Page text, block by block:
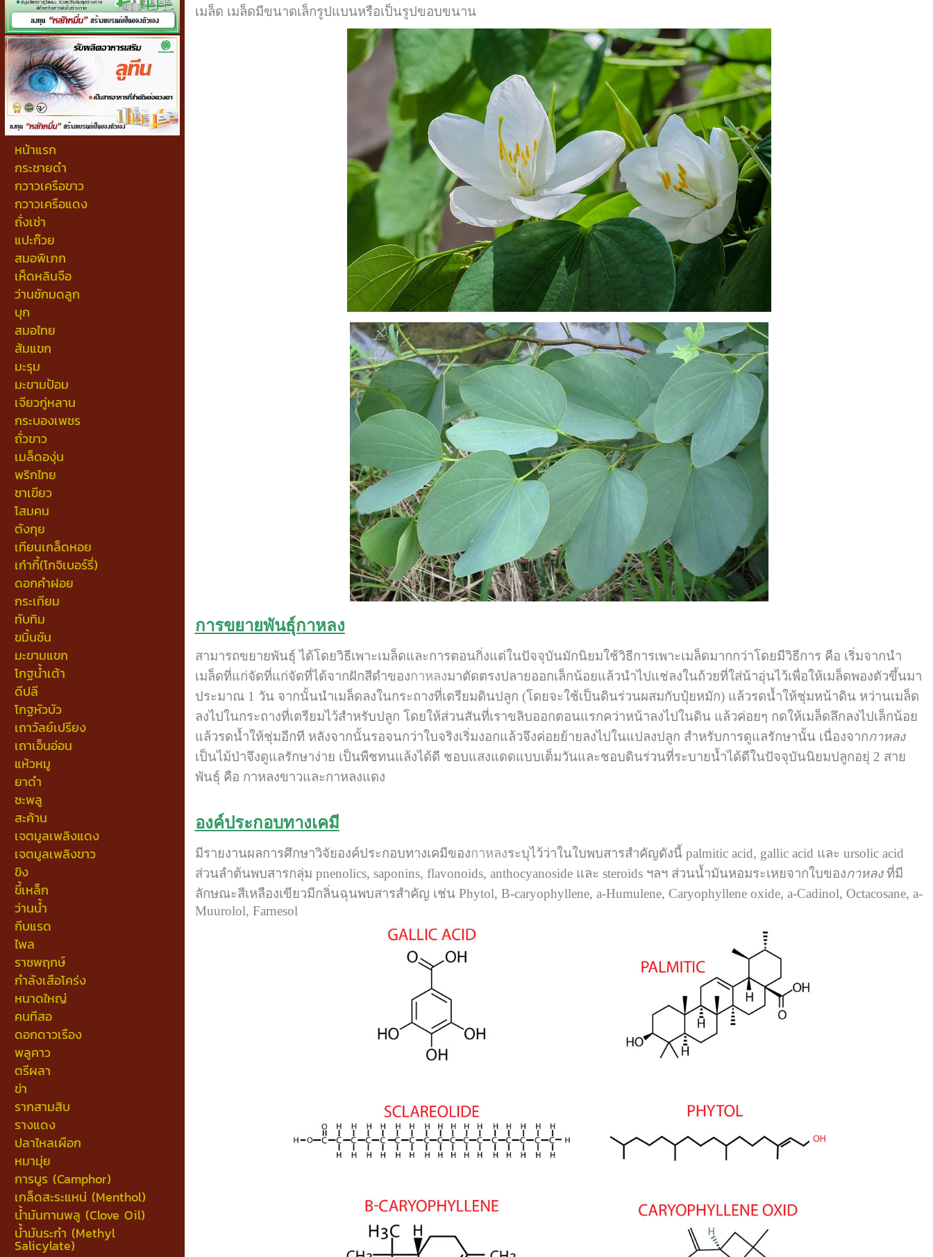
หน้าแรก
กระชายดำ
กวาวเครือขาว
กวาวเครือแดง
ถั่งเช่า
แปะก๊วย
สมอพิเภก
เห็ดหลินจือ
ว่านชักมดลูก
บุก
สมอไทย
ส้มแขก
มะรุม
มะขามป้อม
เจียวกู่หลาน
กระบองเพชร
ถั่วขาว
เมล็ดองุ่น
พริกไทย
ชาเขียว
โสมคน
ตังกุย
เทียนเกล็ดหอย
เก๋ากี้(โกจิเบอร์รี่)
ดอกคำฝอย
กระเทียม
ทับทิม
ขมิ้นชัน
มะขามแขก
โกฐน้ำเต้า
ดีปลี
โกฐหัวบัว
เถาวัลย์เปรียง
เถาเอ็นอ่อน
แห้วหมู
ยาดำ
ชะพลู
สะค้าน
เจตมูลเพลิงแดง
เจตมูลเพลิงขาว
ขิง
ขี้เหล็ก
ว่านน้ำ
กีบแรด
ไพล
ราชพฤกษ์
กำลังเสือโคร่ง
หนาดใหญ่
คนทีสอ
ดอกดาวเรือง
พลูคาว
ตรีผลา
ข่า
รากสามสิบ
รางแดง
ปลาไหลเผือก
หมามุ่ย
การบูร (Camphor)
เกล็ดสะระแหน่ (Menthol)
น้ำมันกานพลู (Clove Oil)
น้ำมันระกำ (Methyl
Salicylate)
เมล็ด เมล็ดมีขนาดเล็กรูปแบนหรือเป็นรูปขอบขนาน
การขยายพันธุ์กาหลง
สามารถขยายพันธุ์ ได้โดยวิธีเพาะเมล็ดและการตอนกิ่งแต่ในปัจจุบันมักนิยมใช้วิธีการเพาะเมล็ดมากกว่าโดยมีวิธีการ คือ เริ่มจากนำ
เมล็ดที่แก่จัดที่แก่จัดที่ได้จากฝักสีดำของกาหลงมาตัดตรงปลายออกเล็กน้อยแล้วนำไปแช่ลงในถ้วยที่ใส่น้าอุ่นไว้เพื่อให้เมล็ดพองตัวขึ้นมา
ประมาณ 1 วัน จากนั้นนำเมล็ดลงในกระถางที่เตรียมดินปลูก (โดยจะใช้เป็นดินร่วนผสมกับปุ๋ยหมัก) แล้วรดน้ำให้ชุ่มหน้าดิน หว่านเมล็ด
ลงไปในกระถางที่เตรียมไว้สำหรับปลูก โดยให้ส่วนสันที่เราขลิบออกตอนแรกคว่าหน้าลงไปในดิน แล้วค่อยๆ กดให้เมล็ดลึกลงไปเล็กน้อย
แล้วรดน้ำให้ชุ่มอีกที หลังจากนั้นรอจนกว่าใบจริงเริ่มงอกแล้วจึงค่อยย้ายลงไปในแปลงปลูก สำหรับการดูแลรักษานั้น เนื่องจากกาหลง
เป็นไม้ป่าจึงดูแลรักษาง่าย เป็นพืชทนแล้งได้ดี ชอบแสงแดดแบบเต็มวันและชอบดินร่วนที่ระบายน้ำได้ดีในปัจจุบันนิยมปลูกอยุ่ 2 สาย
พันธุ์ คือ กาหลงขาวและกาหลงแดง
องค์ประกอบทางเคมี
มีรายงานผลการศึกษาวิจัยองค์ประกอบทางเคมีของกาหลงระบุไว้ว่าในใบพบสารสำคัญดังนี้ palmitic acid, gallic acid และ ursolic acid
ส่วนลำต้นพบสารกลุ่ม pnenolics, saponins, flavonoids, anthocyanoside และ steroids ฯลฯ ส่วนน้ำมันหอมระเหยจากใบของกาหลงที่มี
ลักษณะสีเหลืองเขียวมีกลิ่นฉุนพบสารสำคัญ เช่น Phytol, B-caryophyllene, a-Humulene, Caryophyllene oxide, a-Cadinol, Octacosane, a-
Muurolol, Farnesol